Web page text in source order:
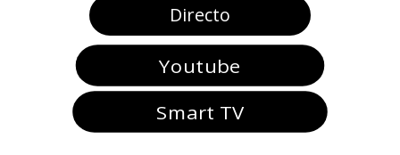
Directo
Youtube
Smart TV